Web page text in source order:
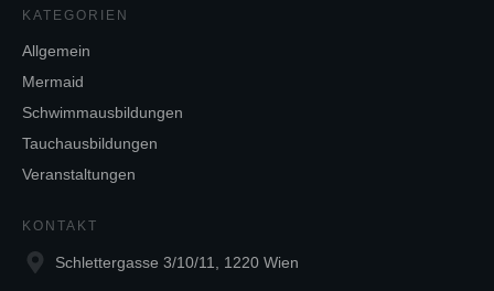
KATEGORIEN
Allgemein
Mermaid
Schwimmausbildungen
Tauchausbildungen
Veranstaltungen
KONTAKT
Schlettergasse 3/10/11, 1220 Wien